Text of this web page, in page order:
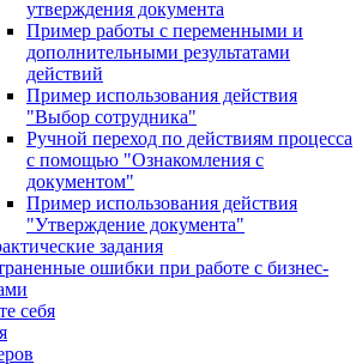
утверждения документа
Пример работы с переменными и
дополнительными результатами
действий
Пример использования действия
"Выбор сотрудника"
Ручной переход по действиям процесса
с помощью "Ознакомления с
документом"
Пример использования действия
"Утверждение документа"
задания
ошибки при работе с бизнес-
себя